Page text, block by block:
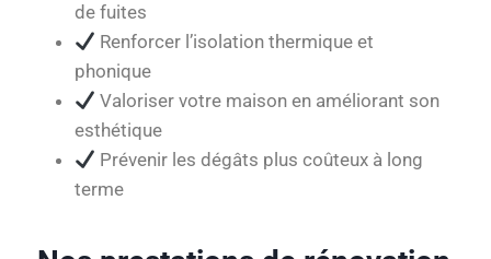
de fuites
Renforcer l’isolation thermique et
phonique
Valoriser votre maison en améliorant son
esthétique
Prévenir les dégâts plus coûteux à long
terme